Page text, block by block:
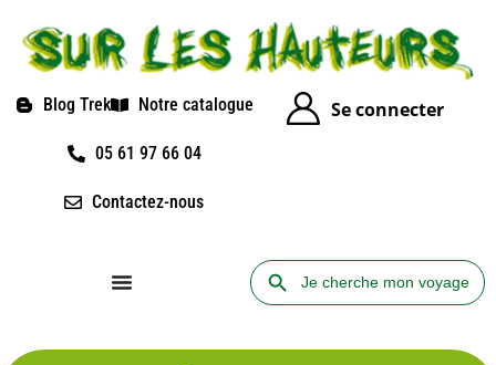
Blog Trek Notre catalogue
05 61 97 66 04
Contactez-nous
Se connecter
Search
for:
Search Button